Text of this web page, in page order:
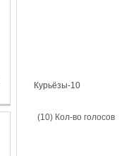
Курьёзы-10
(10) Кол-во голосов